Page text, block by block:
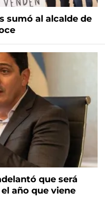
sumó al alcalde de
que será
año que viene